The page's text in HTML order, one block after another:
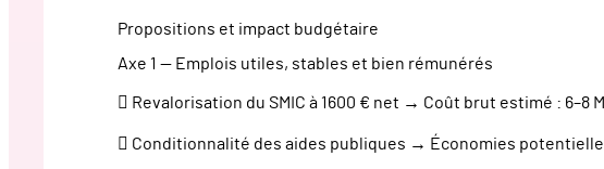
Propositions et impact budgétaire
Axe 1 — Emplois utiles, stables et bien rémunérés
 Revalorisation du SMIC à 1600 € net → Coût brut estimé :
 Conditionnalité des aides publiques → Économies